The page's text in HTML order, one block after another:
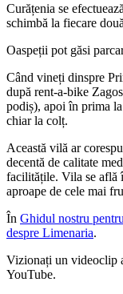
Curățenia se
schimbă la fiecare
Oaspeții pot găsi
Când vineți dinspre
după rent-a-bike
podiș), apoi în prima la
chiar la colț.
Această vilă ar
decentă de calitate
facilitățile. Vila se află
aproape de cele mai
În Ghidul nostru
despre Limenaria.
Vizionați un videoclip
YouTube.